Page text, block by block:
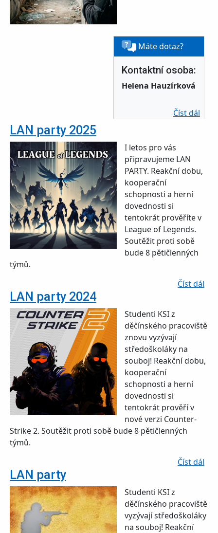
Máte dotaz?
Kontaktní osoba:
Helena Hauzírková
Číst dál
LAN party 2025
I letos pro vás
připravujeme LAN
PARTY. Reakční dobu,
kooperační
schopnosti a herní
dovednosti si
tentokrát prověříte v
League of Legends.
Soutěžit proti sobě
bude 8 pětičlenných
týmů.
Číst dál
LAN party 2024
Studenti KSI z
děčínského pracoviště
znovu vyzývají
středoškoláky na
souboj! Reakční dobu,
kooperační
schopnosti a herní
dovednosti si
tentokrát prověří v
nové verzi Counter-
Strike 2. Soutěžit proti sobě bude 8 pětičlenných
týmů.
Číst dál
LAN party
Studenti KSI z
děčínského pracoviště
vyzývají středoškoláky
na souboj! Reakční